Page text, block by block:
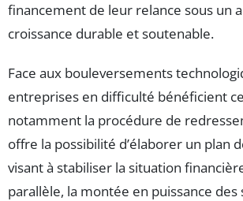
financement de leur relance sous un
croissance durable et soutenable.
Face aux bouleversements
entreprises en difficulté bénéficient
notamment la procédure de
offre la possibilité d’élaborer un plan
visant à stabiliser la situation
parallèle, la montée en puissance